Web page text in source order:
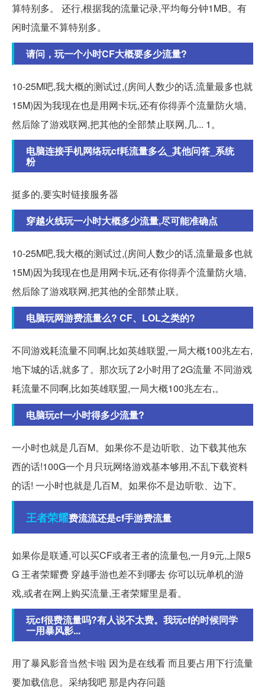
算特别多。 还行,根据我的流量记录,平均每分钟1MB。有
闲时流量不算特别多。
请问，玩一个小时CF大概要多少流量?
10-25M吧,我大概的测试过,(房间人数少的话,流量最多也就
15M)因为我现在也是用网卡玩,还有你得弄个流量防火墙,
然后除了游戏联网,把其他的全部禁止联网,几... 1。
电脑连接手机网络玩cf耗流量多么_其他问答_系统
粉
挺多的,要实时链接服务器
穿越火线玩一小时大概多少流量,尽可能准确点
10-25M吧,我大概的测试过,(房间人数少的话,流量最多也就
15M)因为我现在也是用网卡玩,还有你得弄个流量防火墙,
然后除了游戏联网,把其他的全部禁止联。
电脑玩网游费流量么? CF、LOL之类的?
不同游戏耗流量不同啊,比如英雄联盟,一局大概100兆左右,
地下城的话,就多了。那次玩了2小时用了2G流量 不同游戏
耗流量不同啊,比如英雄联盟,一局大概100兆左右,。
电脑玩cf一小时得多少流量?
一小时也就是几百M。如果你不是边听歌、边下载其他东
西的话!100G一个月只玩网络游戏基本够用,不乱下载资料
的话! 一小时也就是几百M。如果你不是边听歌、边下。
王者荣耀费流流还是cf手游费流量
如果你是联通,可以买CF或者王者的流量包,一月9元,上限5
G 王者荣耀费 穿越手游也差不到哪去 你可以玩单机的游
戏,或者在网上购买流量,王者荣耀里是看。
玩cf很费流量吗?有人说不太费。我玩cf的时候同学
一用暴风影...
用了暴风影音当然卡啦 因为是在线看 而且要占用下行流量
要加载信息。采纳我吧 那是内存问题